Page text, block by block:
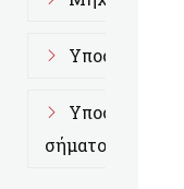
Υποστήριξη
Υποστήριξη
σήματος